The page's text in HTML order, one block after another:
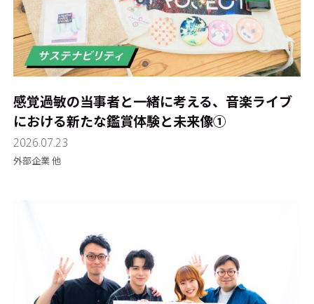
感覚過敏の当事者と一緒に考える、音楽ライブ
における新たな鑑賞体験と未来像①
2026.07.23
外部企業 他